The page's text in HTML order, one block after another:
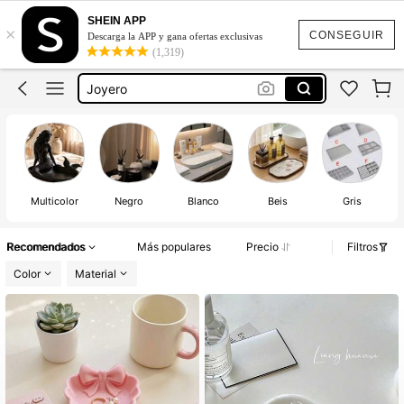
CONSEGUIR
×
SHEIN APP
Descarga la APP y gana ofertas exclusivas
(1,319)
Charola Decorativa
Bandeja Decorativa
Joyero
Exhibidor De Joyería
Charola Decorativa
Bandeja Decorativa
Multicolor Negro Blanco Beis Gris
Recomendados Más populares Precio
Filtros
Color
Material